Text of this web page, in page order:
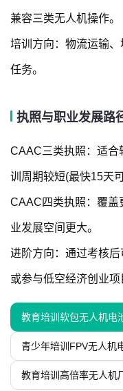
兼容三类无人机操作。
培训方向：物流运输
任务。
执照与职业发展路
CAAC三类执照：适合
训周期较短(最快15天
CAAC四类执照：覆盖
业发展空间更大。
进阶方向：通过考核
或参与低空经济创业项
教育培训软包无人机电
青少年培训FPV无人机
教育培训高倍率无人机